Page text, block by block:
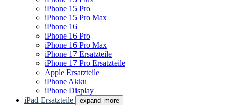
iPhone 15 Pro
iPhone 15 Pro Max
iPhone 16
iPhone 16 Pro
iPhone 16 Pro Max
iPhone 17 Ersatzteile
iPhone 17 Pro Ersatzteile
Apple Ersatzteile
iPhone Akku
iPhone Display
iPad Ersatzteile
expand_more